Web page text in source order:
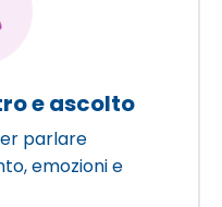
e ascolto
parlare
emozioni e